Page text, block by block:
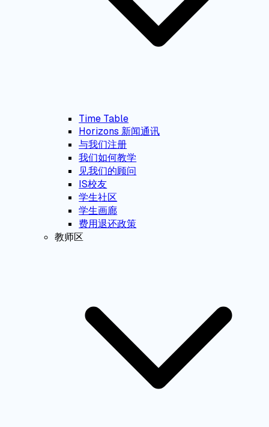
Time Table
Horizons 新闻通讯
与我们注册
我们如何教学
见我们的顾问
IS校友
学生社区
学生画廊
费用退还政策
教师区